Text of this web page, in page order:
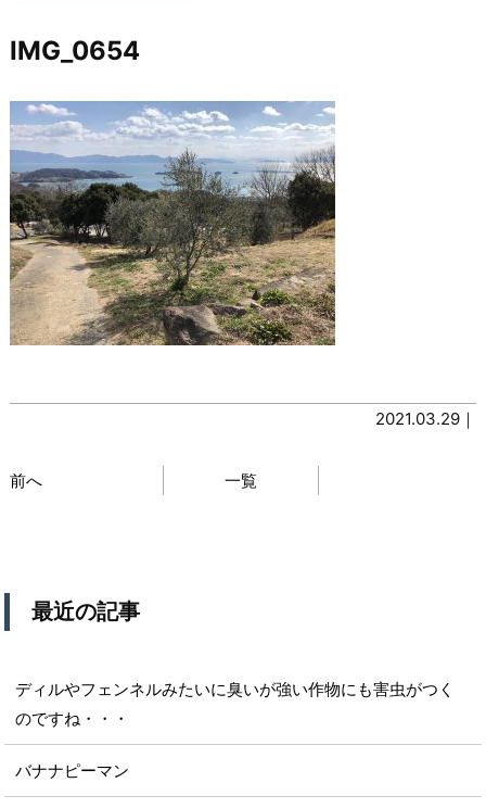
IMG_0654
2021.03.29｜
前へ 一覧
最近の記事
ディルやフェンネルみたいに臭いが強い作物にも害虫がつく
のですね・・・
バナナピーマン